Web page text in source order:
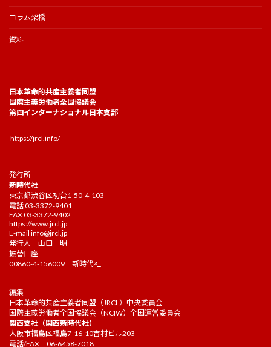
コラム架橋
資料
日本革命的共産主義者同盟
国際主義労働者全国協議会
第四インターナショナル日本支部
https://jrcl.info/
発行所
新時代社
東京都渋谷区初台1-50-4-103
電話 03-3372-9401
FAX 03-3372-9402
https://www.jrcl.jp
E-mail info@jrcl.jp
発行人 山口 明
振替口座
00860-4-156009 新時代社
編集
日本革命的共産主義者同盟（JRCL）中央委員会
国際主義労働者全国協議会（NCIW）全国運営委員会
関西支社（関西新時代社）
大阪市福島区福島7-16-10吉村ビル203
電話/FAX 06-6458-7018